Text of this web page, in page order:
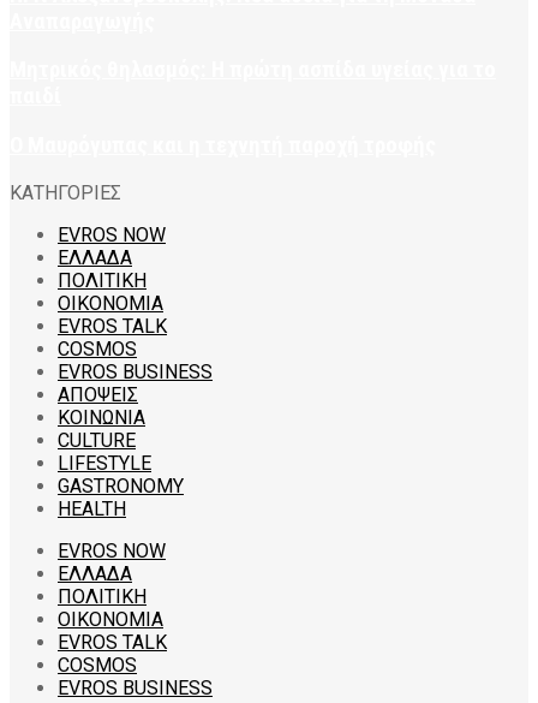
ΚΑΤΗΓΟΡΙΕΣ
EVROS NOW
ΕΛΛΑΔΑ
ΠΟΛΙΤΙΚΗ
ΟΙΚΟΝΟΜΙΑ
EVROS TALK
COSMOS
EVROS BUSINESS
ΑΠΟΨΕΙΣ
ΚΟΙΝΩΝΙΑ
CULTURE
LIFESTYLE
GASTRONOMY
HEALTH
EVROS NOW
ΕΛΛΑΔΑ
ΠΟΛΙΤΙΚΗ
ΟΙΚΟΝΟΜΙΑ
EVROS TALK
COSMOS
EVROS BUSINESS